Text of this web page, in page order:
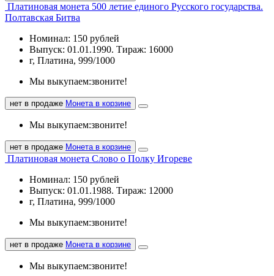
Платиновая монета 500 летие единого Русского государства.
Полтавская Битва
Номинал: 150 рублей
Выпуск: 01.01.1990. Тираж: 16000
г, Платина, 999/1000
Мы выкупаем:звоните!
нет в продаже Монета в корзине
Мы выкупаем:звоните!
нет в продаже Монета в корзине
Платиновая монета Слово о Полку Игореве
Номинал: 150 рублей
Выпуск: 01.01.1988. Тираж: 12000
г, Платина, 999/1000
Мы выкупаем:звоните!
нет в продаже Монета в корзине
Мы выкупаем:звоните!